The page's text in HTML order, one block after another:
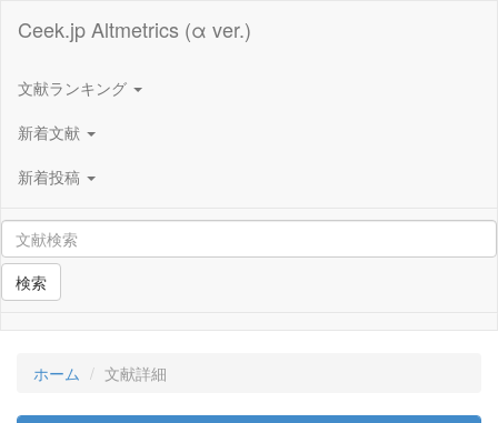
Ceek.jp Altmetrics (α ver.)
文献ランキング
新着文献
新着投稿
検索
ホーム 文献詳細